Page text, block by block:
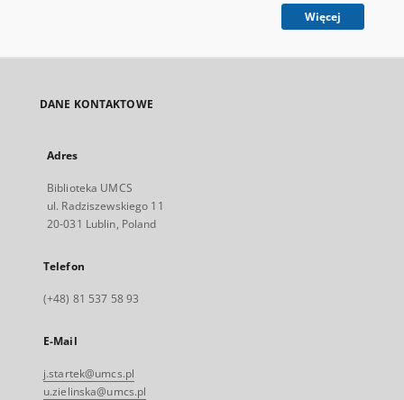
Więcej
DANE KONTAKTOWE
Adres
Biblioteka UMCS
ul. Radziszewskiego 11
20-031 Lublin, Poland
Telefon
(+48) 81 537 58 93
E-Mail
j.startek@umcs.pl
u.zielinska@umcs.pl